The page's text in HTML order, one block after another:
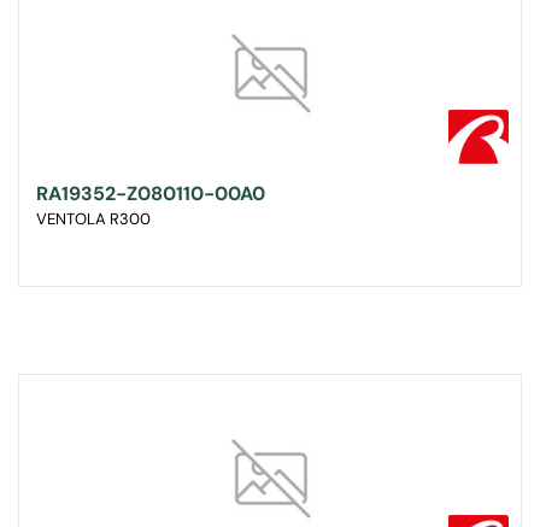
RA19352-Z080110-00A0
VENTOLA R300